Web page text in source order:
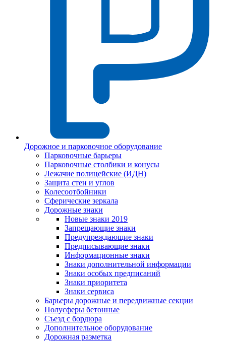
Дорожное и парковочное оборудование
Парковочные барьеры
Парковочные столбики и конусы
Лежачие полицейские (ИДН)
Защита стен и углов
Колесоотбойники
Сферические зеркала
Дорожные знаки
Новые знаки 2019
Запрещающие знаки
Предупреждающие знаки
Предписывающие знаки
Информационные знаки
Знаки дополнительной информации
Знаки особых предписаний
Знаки приоритета
Знаки сервиса
Барьеры дорожные и передвижные секции
Полусферы бетонные
Съезд с бордюра
Дополнительное оборудование
Дорожная разметка